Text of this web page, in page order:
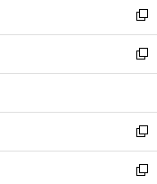
く
で
開
く
ド
ウ
で
開
ィ
ン
ド
ウ
開
く
い
ウ
ィ
ン
ウ
で
開
く
新
し
い
ウ
ン
ド
ウ
で
新
し
ウ
ィ
ン
ド
新
し
い
新